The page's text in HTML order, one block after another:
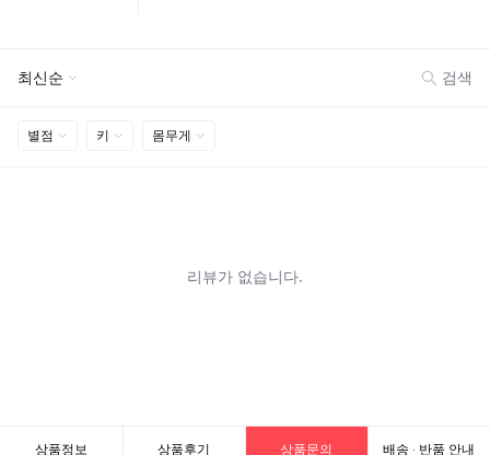
상품정보 상품후기 상품문의 배송 · 반품 안내